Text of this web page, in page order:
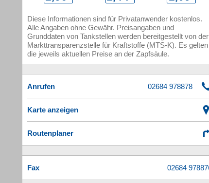
Diese Informationen sind für Privatanwender kostenlos.
Alle Angaben ohne Gewähr. Preisangaben und
Grunddaten von Tankstellen werden bereitgestellt von der
Markttransparenzstelle für Kraftstoffe (MTS-K). Es gelten
die jeweils aktuellen Preise an der Zapfsäule.
Anrufen
Karte anzeigen
Routenplaner
Fax